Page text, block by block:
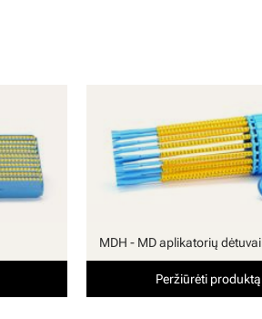
MDH - MD aplikatorių dėtuvai
Peržiūrėti produktą